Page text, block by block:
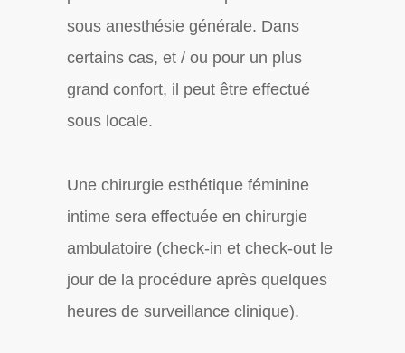
sous anesthésie générale. Dans
certains cas, et / ou pour un plus
grand confort, il peut être effectué
sous locale.
Une chirurgie esthétique féminine
intime sera effectuée en chirurgie
ambulatoire (check-in et check-out le
jour de la procédure après quelques
heures de surveillance clinique).